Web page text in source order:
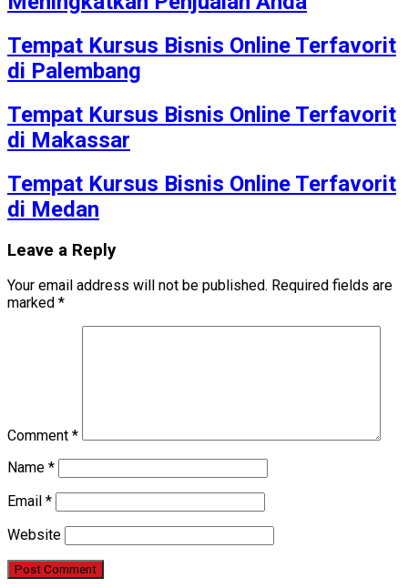
Tempat Kursus Bisnis Online Terfavorit
di Palembang
Tempat Kursus Bisnis Online Terfavorit
di Makassar
Tempat Kursus Bisnis Online Terfavorit
di Medan
Leave a Reply
Your email address will not be published. Required fields are
marked *
Comment *
Name *
Email *
Website